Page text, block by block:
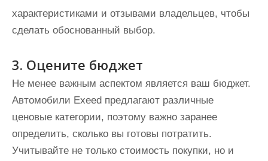
характеристиками и отзывами владельцев, чтобы
сделать обоснованный выбор.
3. Оцените бюджет
Не менее важным аспектом является ваш бюджет.
Автомобили Exeed предлагают различные
ценовые категории, поэтому важно заранее
определить, сколько вы готовы потратить.
Учитывайте не только стоимость покупки, но и